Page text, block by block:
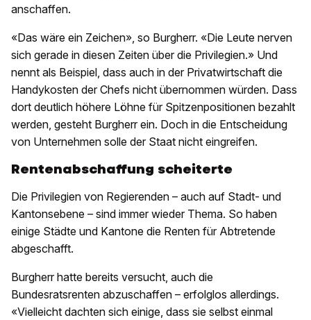
anschaffen.
«Das wäre ein Zeichen», so Burgherr. «Die Leute nerven
sich gerade in diesen Zeiten über die Privilegien.» Und
nennt als Beispiel, dass auch in der Privatwirtschaft die
Handykosten der Chefs nicht übernommen würden. Dass
dort deutlich höhere Löhne für Spitzenpositionen bezahlt
werden, gesteht Burgherr ein. Doch in die Entscheidung
von Unternehmen solle der Staat nicht eingreifen.
Rentenabschaffung scheiterte
Die Privilegien von Regierenden – auch auf Stadt- und
Kantonsebene – sind immer wieder Thema. So haben
einige Städte und Kantone die Renten für Abtretende
abgeschafft.
Burgherr hatte bereits versucht, auch die
Bundesratsrenten abzuschaffen – erfolglos allerdings.
«Vielleicht dachten sich einige, dass sie selbst einmal